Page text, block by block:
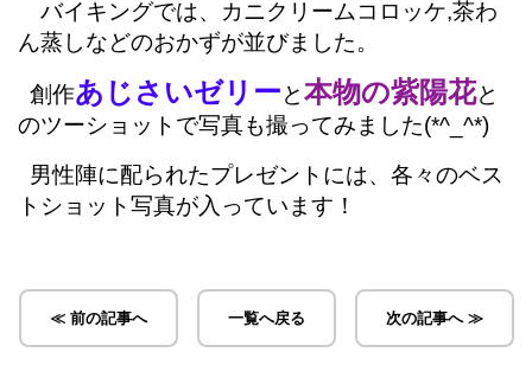
バイキングでは、カニクリームコロッケ,茶わ
ん蒸しなどのおかずが並びました。
創作あじさいゼリーと本物の紫陽花と
のツーショットで写真も撮ってみました(*^_^*)
男性陣に配られたプレゼントには、各々のベス
トショット写真が入っています！
≪ 前の記事へ 一覧へ戻る 次の記事へ ≫